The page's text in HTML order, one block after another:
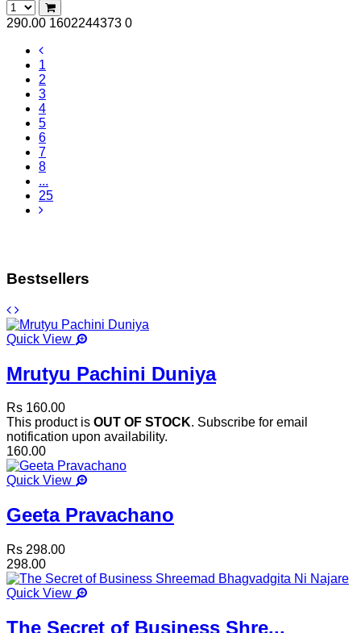
290.00 1602244373 0
1
2
3
4
5
6
7
8
...
25
Bestsellers
Quick View
Mrutyu Pachini Duniya
Rs 160.00
This product is OUT OF STOCK. Subscribe for email
notification upon availability.
160.00
Quick View
Geeta Pravachano
Rs 298.00
298.00
Quick View
The Secret of Business Shre...